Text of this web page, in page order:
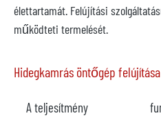
élettartamát. Felújítási
működteti termelését.
Hidegkamrás öntőgép felújítása
A teljesítmény